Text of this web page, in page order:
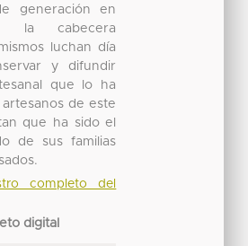
generación en
la cabecera
luchan día
y difundir
que lo ha
de este
que ha sido el
de sus familias
completo del
digital